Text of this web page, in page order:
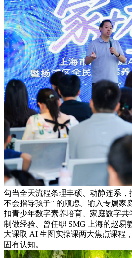
勾当全天流程条理丰硕、动静连系，
不会指导孩子” 的顾虑。输入专属家
扣青少年数字素养培育、家庭数字
制做经验、曾任职 SMG 上海的赵易
大课取 AI 生图实操课两大焦点课程
固有认知。